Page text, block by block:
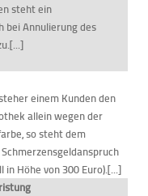
steht ein
bei Annulierung des
einem Kunden den
allein wegen der
so steht dem
in Höhe von 300 Euro).[...]